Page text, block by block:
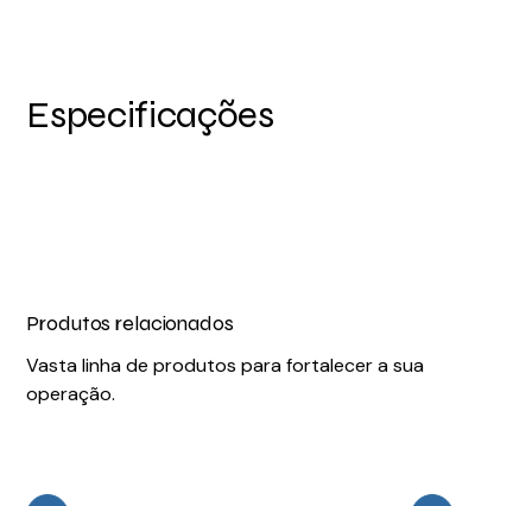
Especificações
Produtos relacionados
Vasta linha de produtos para fortalecer a sua
operação.